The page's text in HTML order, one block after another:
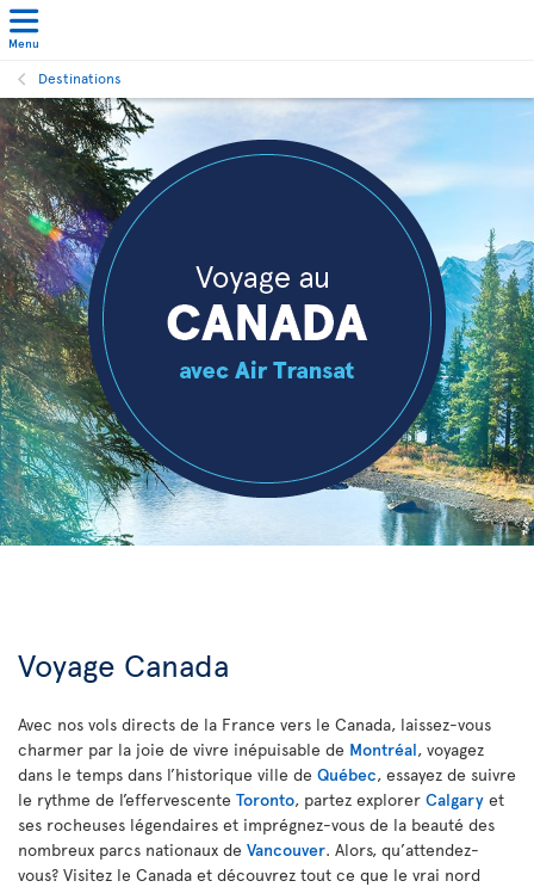
Menu
Destinations
Voyage Canada
Avec nos vols directs de la France vers le Canada, laissez-vous
charmer par la joie de vivre inépuisable de Montréal, voyagez
dans le temps dans l’historique ville de Québec, essayez de suivre
le rythme de l’effervescente Toronto, partez explorer Calgary et
ses rocheuses légendaires et imprégnez-vous de la beauté des
nombreux parcs nationaux de Vancouver. Alors, qu’attendez-
vous? Visitez le Canada et découvrez tout ce que le vrai nord